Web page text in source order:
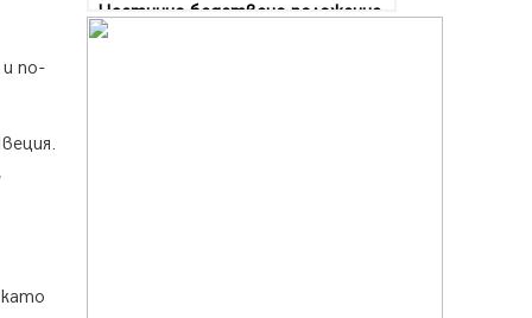
по-
Частично бедствено положение
в Перник заради пропаднал път,